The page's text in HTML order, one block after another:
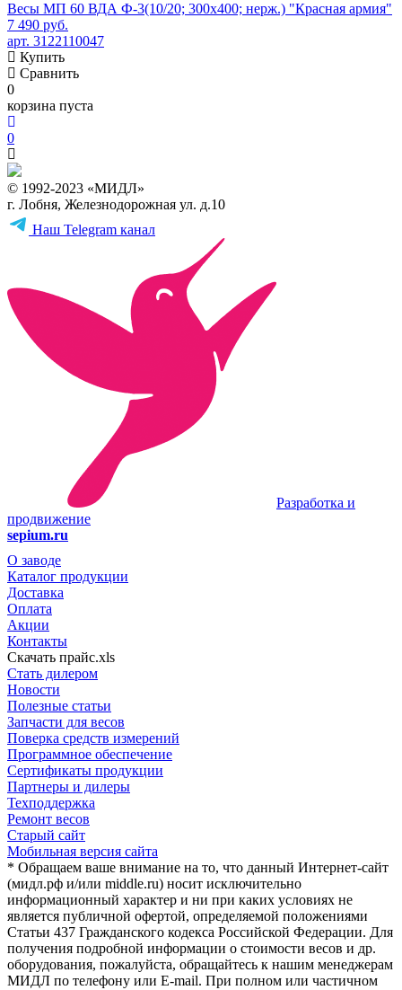
Весы МП 60 ВДА Ф-3(10/20; 300х400; нерж.) "Красная армия"
7 490 руб.
арт. 3122110047
Купить
Сравнить
0
корзина пуста
0
© 1992-2023 «МИДЛ»
г. Лобня, Железнодорожная ул. д.10
Наш Telegram канал
Разработка и
продвижение
sepium.ru
О заводе
Каталог продукции
Доставка
Оплата
Акции
Контакты
Скачать прайс.xls
Стать дилером
Новости
Полезные статьи
Запчасти для весов
Поверка средств измерений
Программное обеспечение
Сертификаты продукции
Партнеры и дилеры
Техподдержка
Ремонт весов
Старый сайт
Мобильная версия сайта
* Обращаем ваше внимание на то, что данный Интернет-сайт
(мидл.рф и/или middle.ru) носит исключительно
информационный характер и ни при каких условиях не
является публичной офертой, определяемой положениями
Статьи 437 Гражданского кодекса Российской Федерации. Для
получения подробной информации о стоимости весов и др.
оборудования, пожалуйста, обращайтесь к нашим менеджерам
МИДЛ по телефону или E-mail. При полном или частичном